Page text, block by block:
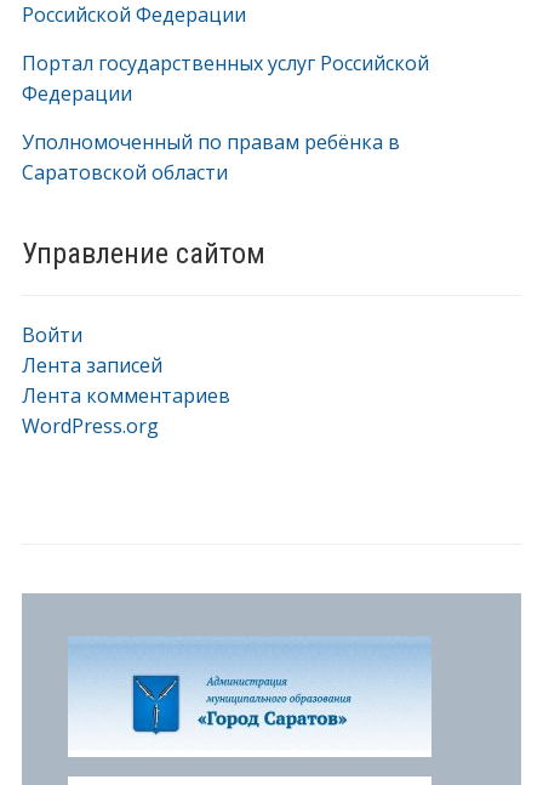
Российской Федерации
Портал государственных услуг Российской
Федерации
Уполномоченный по правам ребёнка в
Саратовской области
Управление сайтом
Войти
Лента записей
Лента комментариев
WordPress.org